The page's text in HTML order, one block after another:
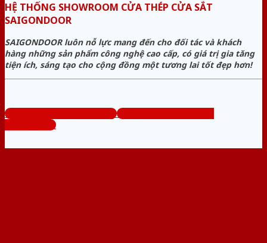
HỆ THỐNG SHOWROOM CỬA THÉP CỬA SẮT
SAIGONDOOR
SAIGONDOOR luôn nỗ lực mang đến cho đối tác và khách
hàng những sản phẩm công nghệ cao cấp, có giá trị gia tăng
tiện ích, sáng tạo cho cộng đồng một tương lai tốt đẹp hơn!
www.cuanhuacomposite.org
Tổng đài tư vấn miễn phí:
0824.400.400